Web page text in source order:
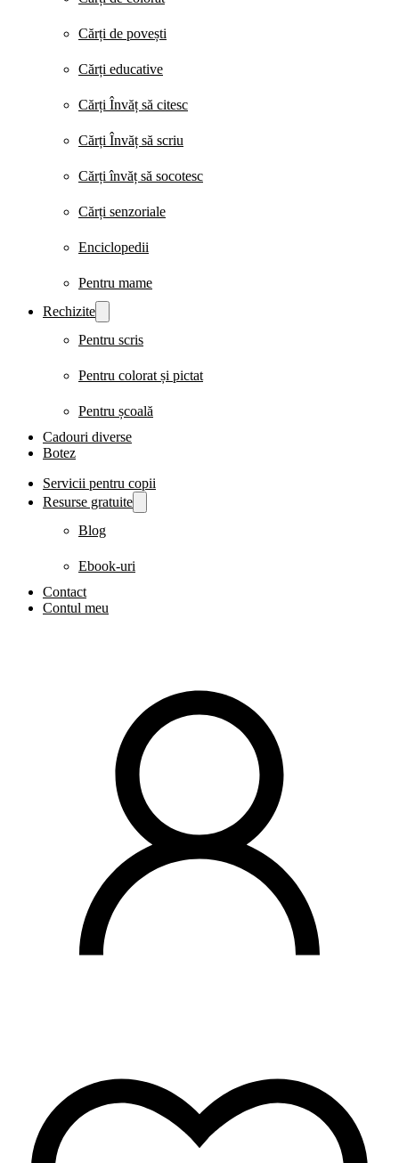
Cărți de povești
Cărți educative
Cărți Învăț să citesc
Cărți Învăț să scriu
Cărți învăț să socotesc
Cărți senzoriale
Enciclopedii
Pentru mame
Rechizite
Pentru scris
Pentru colorat și pictat
Pentru școală
Cadouri diverse
Botez
Servicii pentru copii
Resurse gratuite
Blog
Ebook-uri
Contact
Contul meu